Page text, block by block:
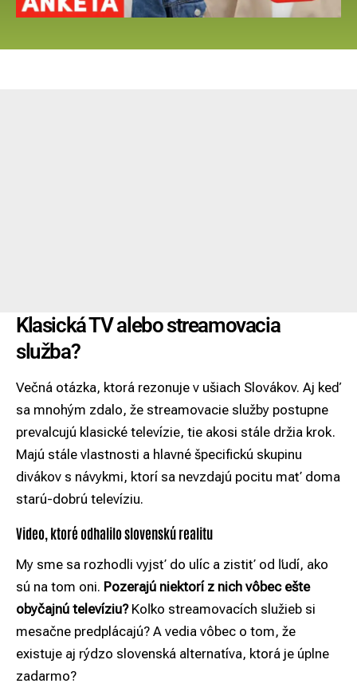
Klasická TV alebo streamovacia
služba?
Večná otázka, ktorá rezonuje v ušiach Slovákov. Aj keď
sa mnohým zdalo, že streamovacie služby postupne
prevalcujú klasické televízie, tie akosi stále držia krok.
Majú stále vlastnosti a hlavné špecifickú skupinu
divákov s návykmi, ktorí sa nevzdajú pocitu mať doma
starú-dobrú televíziu.
Video, ktoré odhalilo slovenskú realitu
My sme sa rozhodli vyjsť do ulíc a zistiť od ľudí, ako
sú na tom oni. Pozerajú niektorí z nich vôbec ešte
obyčajnú televíziu?Koľko streamovacích služieb si
mesačne predplácajú? A vedia vôbec o tom, že
existuje aj rýdzo slovenská alternatíva, ktorá je úplne
zadarmo?